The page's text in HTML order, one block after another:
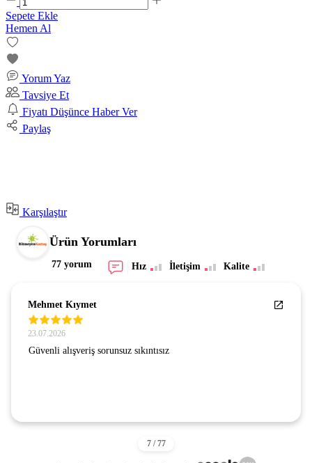
Sepete Ekle
Hemen Al
Yorum Yaz
Tavsiye Et
Fiyatı Düşünce Haber Ver
Paylaş
Karşılaştır
Ürün Yorumları
77 yorum Hız İletişim Kalite
Mehmet Kıymet
23.07.2026
Güvenli alışveriş sorunsuz sıkıntısız